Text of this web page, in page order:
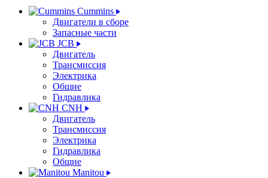
Cummins
Двигатели в сборе
Запасные части
JCB
Двигатель
Трансмиссия
Электрика
Общие
Гидравлика
CNH
Двигатель
Трансмиссия
Электрика
Гидравлика
Общие
Manitou